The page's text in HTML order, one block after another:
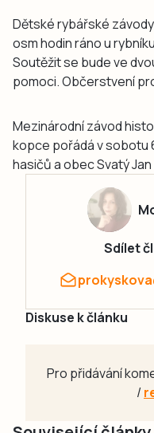
Dětské rybářské
osm hodin ráno u
Soutěžit se bude ve
pomoci. Občerstvení
Mezinárodní závod
kopce pořádá v sobotu
hasičů a obec Svatý Jan
Sdílet
Diskuse k článku
Pro přidávání
/